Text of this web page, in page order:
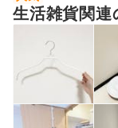
生活雑貨関